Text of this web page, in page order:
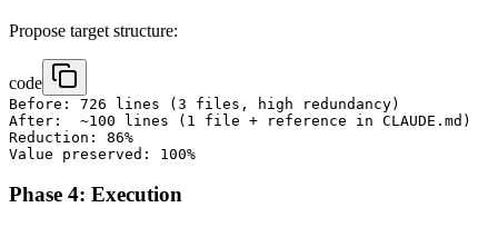
Propose target structure:
code
Before: 726 lines (3 files, high redundancy)
After:  ~100 lines (1 file + reference in CLAUDE.md)
Reduction: 86%
Phase 4: Execution